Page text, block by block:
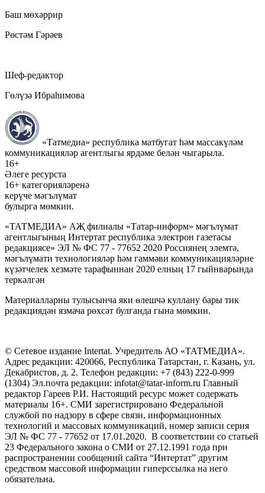
Баш мөхәррир
Рөстәм Гәрәев
Шеф-редактор
Гөлүзә Ибраһимова
«Татмедиа» республика матбугат һәм массакүләм
коммуникацияләр агентлыгы ярдәме белән чыгарыла.
16+
Әлеге ресурста
16+ категорияләренә
керүче мәгълүмат
булырга мөмкин.
«ТАТМЕДИА» АҖ филиалы «Татар-информ» мәгълүмат
агентлыгының Интертат республика электрон газетасы
редакциясе» ЭЛ № ФС 77 - 77652 2020 Россиянең элемтә,
мәгълүмати технологияләр һәм гаммәви коммуникацияләрне
күзәтчелек хезмәте тарафыннан 2020 елның 17 гыйнварында
теркәлгән
Материалларны тулысынча яки өлешчә куллану бары тик
редакциядән язмача рөхсәт булганда гына мөмкин.
© Сетевое издание Intertat. Учредитель АО «ТАТМЕДИА».
Адрес редакции: 420066, Республика Татарстан, г. Казань, ул.
Декабристов, д. 2. Телефон редакции: +7 (843) 222-0-999
(1304) Эл.почта редакции: infotat@tatar-inform.ru Главный
редактор Гареев Р.И. Настоящий ресурс может содержать
материалы 16+. СМИ зарегистрировано Федеральной
службой по надзору в сфере связи, информационных
технологий и массовых коммуникаций, номер записи серия
ЭЛ № ФС 77 - 77652 от 17.01.2020. В соответствии со статьей
23 Федерального закона о СМИ от 27.12.1991 года при
распространении сообщений сайта “Интертат” другим
средством массовой информации гиперссылка на него
обязательна.